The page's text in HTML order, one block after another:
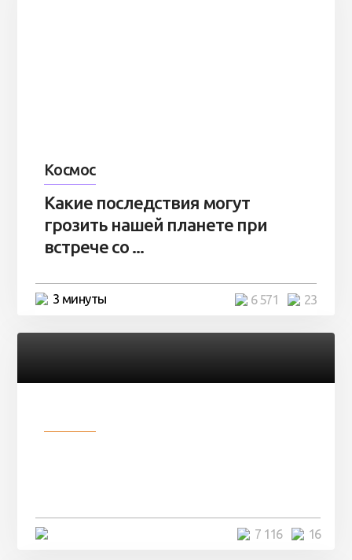
Космос
Какие последствия могут
грозить нашей планете при
встрече со ...
3 минуты 23
6 571
16
7 116